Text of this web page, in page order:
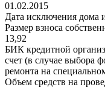
01.02.2015
Дата исключения дома
Размер взноса
13,92
БИК кредитной
счет (в случае выбора
ремонта на
Объем средств на